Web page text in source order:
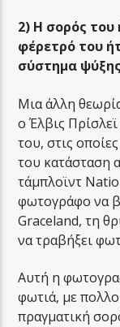
2) Η σορός του
φέρετρό του
σύστημα ψύξης
Μια άλλη
ο Έλβις Πρίσλεϊ
του, στις
του κατάσταση
τάμπλοϊντ
φωτογράφο να
Graceland, τη
να τραβήξει
Αυτή η
φωτιά, με
πραγματική